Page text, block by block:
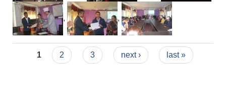
, ,
Pages
1 2 3 next › last »